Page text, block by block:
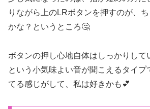
りながら上のLRボタンを押すのが、
かな？というところ🤔
ボタンの押し心地自体はしっかりして
という小気味よい音が聞こえるタイプ
てる感じがして、私は好きかも💕